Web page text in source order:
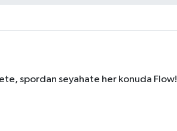
spordan seyahate her konuda Flow!